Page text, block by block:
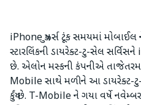
iPhone યુઝર્સ ટૂંક સમયમાં મોબાઈલ
સ્ટારલિંકની ડાયરેક્ટ-ટુ-સેલ
છે. એલોન મસ્કની કંપનીએ
Mobile સાથે મળીને આ ડાયરેક્ટ-
કર્યું છે. T-Mobile ને ગયા વર્ષે